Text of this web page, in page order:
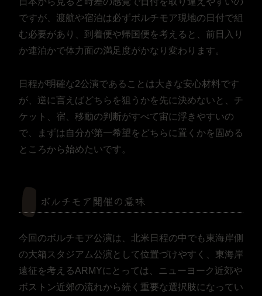
ですが、渡航や宿泊は必ずボルチモア現地の日付で組
む必要があり、到着便や帰国便を考えると、前日入り
か連泊かで体力面の満足度がかなり変わります。
日程が明確な2公演であることは大きな安心材料です
が、逆に言えばどちらを狙うかを先に決めないと、チ
ケット、宿、移動の判断がすべて宙に浮きやすいの
で、まずは自分が第一希望をどちらに置くかを固める
ところから始めたいです。
ボルチモア開催の意味
今回のボルチモア公演は、北米日程の中でも東海岸側
の大箱スタジアム公演として位置づけやすく、東海岸
遠征を考えるARMYにとっては、ニューヨーク近郊や
ボストン近郊の流れから続く重要な選択肢になってい